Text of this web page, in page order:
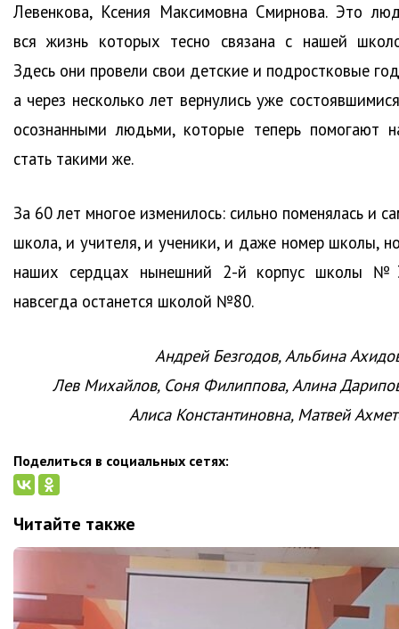
Левенкова, Ксения Максимовна Смирнова. Это
вся жизнь которых тесно связана с нашей
Здесь они провели свои детские и подростковые
а через несколько лет вернулись уже
осознанными людьми, которые теперь помогают
стать такими же.
За 60 лет многое изменилось: сильно поменялась и
школа, и учителя, и ученики, и даже номер школы,
наших сердцах нынешний 2-й корпус школы
навсегда останется школой №80.
Андрей Безгодов, Альбина
Лев Михайлов, Соня Филиппова, Алина
Алиса Константиновна, Матвей
Поделиться в социальных сетях:
Читайте также